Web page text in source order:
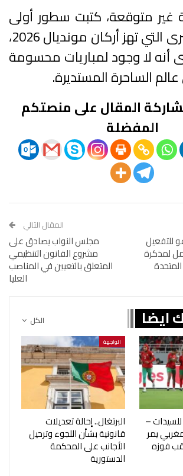
غير متوقعة، كتبت سطور أولى
المفاجآت الكبرى التي تهز أركان مونديال 2026،
أنه لا وجود لمباريات محسومة
الساحرة المستديرة.
المقال على منصتكم
المفضلة
للتفعيل
لمذكرة
المقال التالي
مجلس النواب يصادق على
مشروع القانون التنظيمي
المتعلق بالتعيين في المناصب
العليا
الكل ايضا
–
يمر
فوزه
الواجهة
البرتغال.. إحالة تعديلات
قانونية بشأن اللجوء وترحيل
الأجانب على المحكمة
الدستورية